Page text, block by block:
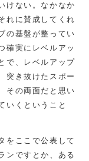
けない。なかなか
れに賛成してくれ
の基盤が整ってい
確実にレベルアッ
で、レベルアップ
突き抜けたスポー
その両面だと思い
いくということ
をここで公表して
ンですとか、ある